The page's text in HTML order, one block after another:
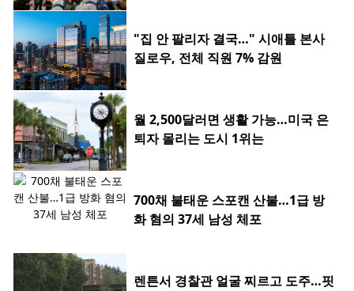
"집 안 팔리자 결국…" 시애틀 본사
질로우, 전체 직원 7% 감원
월 2,500달러면 생활 가능…미국 은
퇴자 몰리는 도시 1위는
700채 불태운 스포캔 산불…1급 방
화 혐의 37세 남성 체포
렌튼서 경찰관 얼굴 찌르고 도주…핏